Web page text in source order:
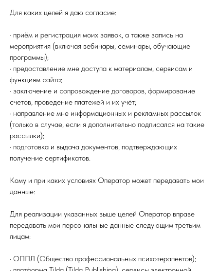
Для каких целей я даю согласие:
· приём и регистрация моих заявок, а также запись на
мероприятия (включая вебинары, семинары, обучающие
программы);
· предоставление мне доступа к материалам, сервисам и
функциям сайта;
· заключение и сопровождение договоров, формирование
счетов, проведение платежей и их учёт;
· направление мне информационных и рекламных рассылок
(только в случае, если я дополнительно подписался на такие
рассылки);
· подготовка и выдача документов, подтверждающих
получение сертификатов.
Кому и при каких условиях Оператор может передавать мои
данные:
Для реализации указанных выше целей Оператор вправе
передавать мои персональные данные следующим третьим
лицам:
· ОППЛ (Общество профессиональных психотерапевтов);